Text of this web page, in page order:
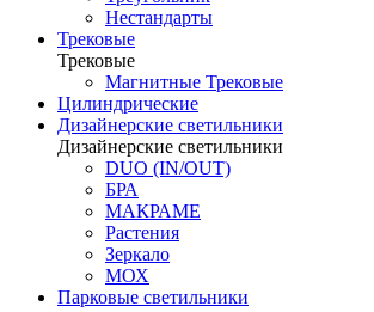
Нестандарты
Трековые
Трековые
Магнитные Трековые
Цилиндрические
Дизайнерские светильники
Дизайнерские светильники
DUO (IN/OUT)
БРА
МАКРАМЕ
Растения
Зеркало
МОХ
Парковые светильники